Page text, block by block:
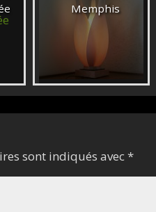
Memphis
sont indiqués avec*